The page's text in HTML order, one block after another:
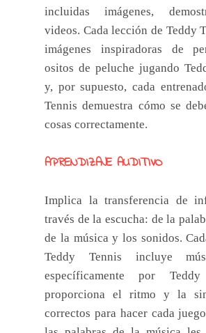
incluidas imágenes,
videos. Cada lección de Teddy
imágenes inspiradoras de
ositos de peluche jugando
y, por supuesto, cada
Tennis demuestra cómo se
cosas correctamente.
APRENDIZAJE AUDITIVO
Implica la transferencia de
través de la escucha: de la
de la música y los sonidos.
Teddy Tennis incluye
específicamente por
proporciona el ritmo y la
correctos para hacer cada